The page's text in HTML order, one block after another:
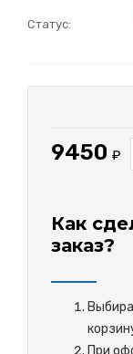
Статус:
9450 ₽
Как
заказ?
При